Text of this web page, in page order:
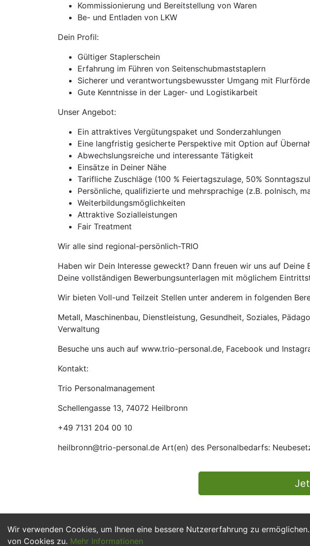
Wir verwenden Cookies, um Ihnen eine bessere Nutzererfahrung zu
von Cookies zu. Mehr Informationen
Kommissionierung und Bereitstellung von Waren
Be- und Entladen von LKW
Dein Profil:
Gültiger Staplerschein
Erfahrung im Führen von Seitenschubmaststaplern
Sicherer und verantwortungsbewusster Umgang mit
Gute Kenntnisse in der Lager- und Logistikarbeit
Unser Angebot:
Ein attraktives Vergütungspaket und Sonderzahlungen
Eine langfristig gesicherte Perspektive mit Option auf
Abwechslungsreiche und interessante Tätigkeit
Einsätze in Deiner Nähe
Tarifliche Zuschläge (100 % Feiertagszulage, 50%
Persönliche, qualifizierte und mehrsprachige (z.B. polnisch,
Weiterbildungsmöglichkeiten
Attraktive Sozialleistungen
Fair Treatment
Wir alle sind regional-persönlich-TRIO
Haben wir Dein Interesse geweckt? Dann freuen wir uns auf
Deine vollständigen Bewerbungsunterlagen mit möglichem
Wir bieten Voll-und Teilzeit Stellen unter anderem in folgenden
Metall, Maschinenbau, Dienstleistung, Gesundheit, Soziales,
Verwaltung
Besuche uns auch auf www.trio-personal.de, Facebook und
Kontakt:
Trio Personalmanagement
Schellengasse 13, 74072 Heilbronn
+49 7131 204 00 10
heilbronn@trio-personal.de Art(en) des Personalbedarfs: